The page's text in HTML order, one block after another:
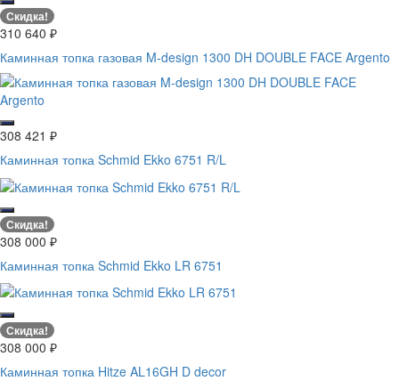
Скидка!
310 640 ₽
Каминная топка газовая M-design 1300 DH DOUBLE FACE Argento
308 421 ₽
Каминная топка Schmid Ekko 6751 R/L
Скидка!
308 000 ₽
Каминная топка Schmid Ekko LR 6751
Скидка!
308 000 ₽
Каминная топка Hitze AL16GH D decor